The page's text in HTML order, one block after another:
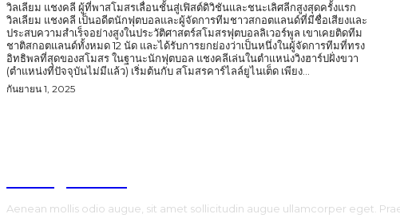
วิลเลียม แชงคลี ผู้ที่พาสโมสรเลื่อนชั้นสู่เฟิสต์ดิวิชันและชนะเลิศลีกสูงสุดครั้งแรก
วิลเลียม แชงคลี เป็นอดีตนักฟุตบอลและผู้จัดการทีมชาวสกอตแลนด์ที่มีชื่อเสียงและ
ประสบความสำเร็จอย่างสูงในประวัติศาสตร์สโมสรฟุตบอลลิเวอร์พูล เขาเคยติดทีม
ชาติสกอตแลนด์ทั้งหมด 12 นัด และได้รับการยกย่องว่าเป็นหนึ่งในผู้จัดการทีมที่ทรง
อิทธิพลที่สุดของสโมสร ในฐานะนักฟุตบอล แชงคลีเล่นในตำแหน่งวิงฮาร์ปฝั่งขวา
(ตำแหน่งที่ปัจจุบันไม่มีแล้ว) เริ่มต้นกับ สโมสรคาร์ไลล์ยูไนเต็ด เพียง...
กันยายน 1, 2025
Aenean mollis odio augue, sit amet sollicitudin augue ullamcorper eget.